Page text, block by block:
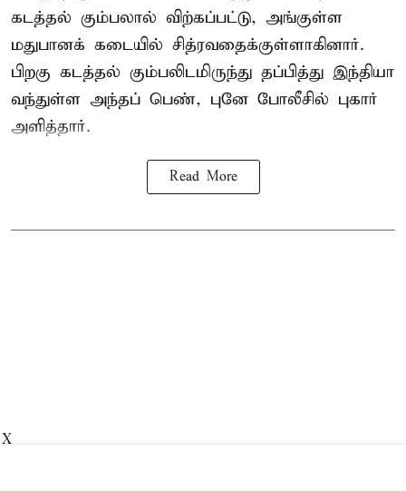
கடத்தல் கும்பலால் விற்கப்பட்டு, அங்குள்ள
மதுபானக் கடையில் சித்ரவதைக்குள்ளாகினார்.
பிறகு கடத்தல் கும்பலிடமிருந்து தப்பித்து இந்தியா
வந்துள்ள அந்தப் பெண், புனே போலீசில் புகார்
அளித்தார்.
Read More
X